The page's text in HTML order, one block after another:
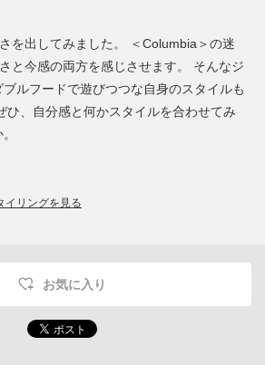
を出してみました。 ＜Columbia＞の迷
と今感の両方を感じさせます。 そんなジ
ルフードで遊びつつな自身のスタイルも
ひ、自分感と何かスタイルを合わせてみ
イリングを見る
お気に入り